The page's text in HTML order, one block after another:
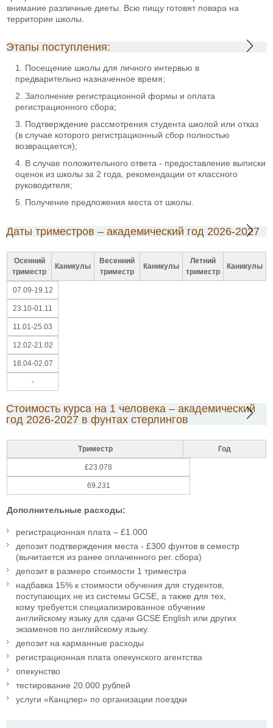
внимание различные диеты. Всю пищу готовят повара на
территории школы.
Этапы поступления:
Посещение школы для личного интервью в
предварительно назначенное время;
Заполнение регистрационной формы и оплата
регистрационного сбора;
Подтверждение рассмотрения студента школой или отказ
(в случае которого регистрационный сбор полностью
возвращается);
В случае положительного ответа - предоставление выписки
оценок из школы за 2 года, рекомендации от классного
руководителя;
Получение предложения места от школы.
Даты триместров – академический год 2026-2027
Осенний
триместр
Каникулы
Весенний
триместр
Каникулы
Летний
триместр
Каникулы
07.09-19.12
23.10-01.11
11.01-25.03
12.02-21.02
18.04-02.07
-
Стоимость курса на 1 человека – академический
год 2026-2027 в фунтах стерлингов
Триместр Год
£23.078
69.231
Дополнительные расходы:
регистрационная плата – £1.000
депозит подтверждения места - £300 фунтов в семестр
(вычитается из ранее оплаченного рег. сбора)
депозит в размере стоимости 1 триместра
надбавка 15% к стоимости обучения для студентов,
поступающих не из системы GCSE, а также для тех,
кому требуется специализированное обучение
английскому языку для сдачи GCSE English или других
экзаменов по английскому языку.
депозит на карманные расходы
регистрационная плата опекунского агентства
опекунство
тестирование 20.000 рублей
услуги «Канцлер» по организации поездки